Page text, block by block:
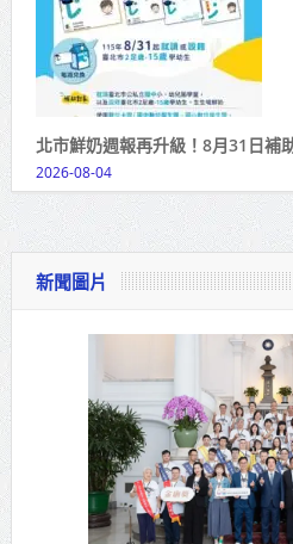
北市鮮奶週報再升級！8月31日補
2026-08-04
新聞圖片